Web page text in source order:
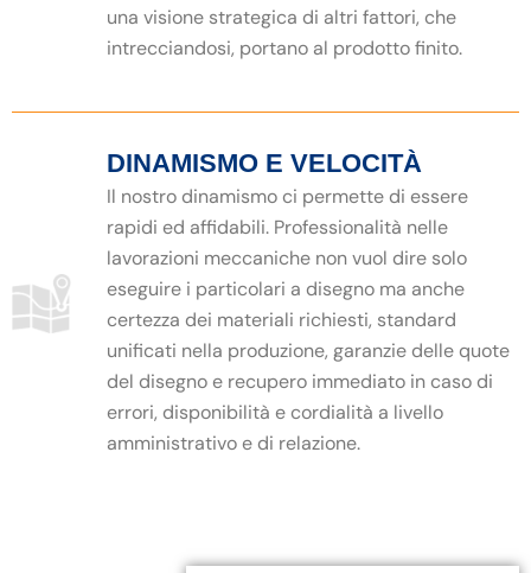
una visione strategica di altri fattori, che
intrecciandosi, portano al prodotto finito.
DINAMISMO E VELOCITÀ
Il nostro dinamismo ci permette di essere
rapidi ed affidabili. Professionalità nelle
lavorazioni meccaniche non vuol dire solo
eseguire i particolari a disegno ma anche
certezza dei materiali richiesti, standard
unificati nella produzione, garanzie delle quote
del disegno e recupero immediato in caso di
errori, disponibilità e cordialità a livello
amministrativo e di relazione.